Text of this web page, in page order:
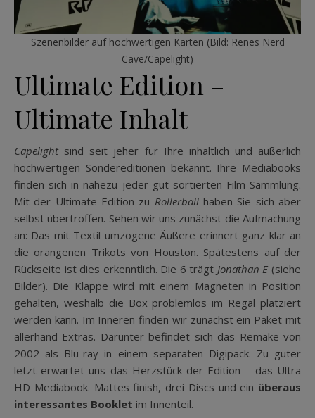
Szenenbilder auf hochwertigen Karten (Bild: Renes Nerd
Cave/Capelight)
Ultimate Edition –
Ultimate Inhalt
Capelight sind seit jeher für Ihre inhaltlich und äußerlich
hochwertigen Sondereditionen bekannt. Ihre Mediabooks
finden sich in nahezu jeder gut sortierten Film-Sammlung.
Mit der Ultimate Edition zu Rollerball haben Sie sich aber
selbst übertroffen. Sehen wir uns zunächst die Aufmachung
an: Das mit Textil umzogene Äußere erinnert ganz klar an
die orangenen Trikots von Houston. Spätestens auf der
Rückseite ist dies erkenntlich. Die 6 trägt Jonathan E (siehe
Bilder). Die Klappe wird mit einem Magneten in Position
gehalten, weshalb die Box problemlos im Regal platziert
werden kann. Im Inneren finden wir zunächst ein Paket mit
allerhand Extras. Darunter befindet sich das Remake von
2002 als Blu-ray in einem separaten Digipack. Zu guter
letzt erwartet uns das Herzstück der Edition – das Ultra
HD Mediabook. Mattes finish, drei Discs und ein überaus
interessantes Booklet im Innenteil.